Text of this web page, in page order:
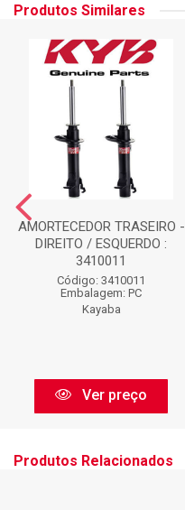
Produtos Similares
AMORTECEDOR TRASEIRO -
DIREITO / ESQUERDO :
3410011
Código: 3410011
Embalagem: PC
Kayaba
Ver preço
Produtos Relacionados